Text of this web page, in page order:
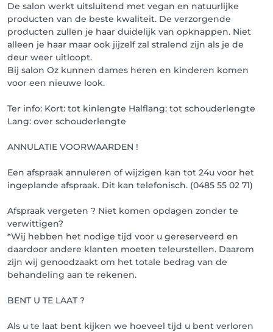
De salon werkt uitsluitend met vegan en natuurlijke
producten van de beste kwaliteit. De verzorgende
producten zullen je haar duidelijk van opknappen. Niet
alleen je haar maar ook jijzelf zal stralend zijn als je de
deur weer uitloopt.
Bij salon Oz kunnen dames heren en kinderen komen
voor een nieuwe look.
Ter info: Kort: tot kinlengte Halflang: tot schouderlengte
Lang: over schouderlengte
ANNULATIE VOORWAARDEN !
Een afspraak annuleren of wijzigen kan tot 24u voor het
ingeplande afspraak. Dit kan telefonisch. (0485 55 02 71)
Afspraak vergeten ? Niet komen opdagen zonder te
verwittigen?
*Wij hebben het nodige tijd voor u gereserveerd en
daardoor andere klanten moeten teleurstellen. Daarom
zijn wij genoodzaakt om het totale bedrag van de
behandeling aan te rekenen.
BENT U TE LAAT ?
Als u te laat bent kijken we hoeveel tijd u bent verloren